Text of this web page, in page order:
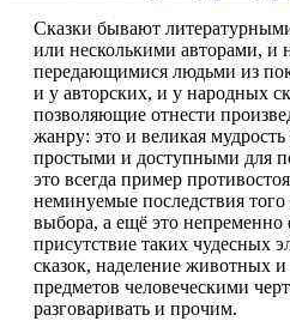
Сказки бывают
или несколькими авторами, и
передающимися людьми из
и у авторских, и у народных
позволяющие отнести
жанру: это и великая
простыми и доступными для
это всегда пример
неминуемые последствия
выбора, а ещё это
присутствие таких чудесных
сказок, наделение животных
предметов человеческими
разговаривать и прочим.